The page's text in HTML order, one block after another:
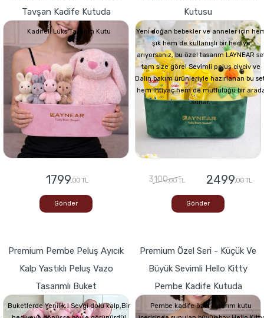
Tavşan Kadife Kutuda
Kadifeli Lüks Tasarım Kutu
1799,00 TL
Gönder
Kutusu
Yeni doğan bebekler ve anneler için
şık hem de kullanışlı bir hediye
arıyorsanız, bu özel tasarım LAYNEAR
tam size göre! Sevimli peluş civciv ve
Dalin bakım ürünleriyle hazırlanan bu
hem ihtiyaç hem de mutluluğu bir
sunar.
3100,00 TL 2499,00 TL
Gönder
Premium Pembe Peluş Ayıcık
Kalp Yastıklı Peluş Vazo
Tasarımlı Buket
Buketlerde Yenilik ! Sevgi dolu kalp,Bir
Premium Özel Seri - Küçük Ve
Büyük Sevimli Hello Kitty
Pembe Kadife Kutuda
Pembe kadife özel tasarım kutu